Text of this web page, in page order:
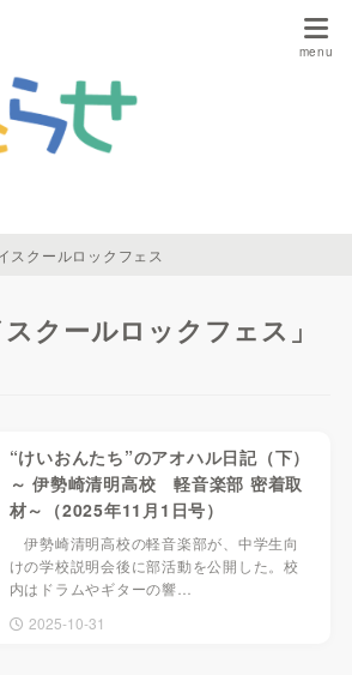
スクールロックフェス
スクールロックフェス」
“けいおんたち”のアオハル日記（下）
～ 伊勢崎清明高校 軽音楽部 密着取
材～（2025年11月1日号）
伊勢崎清明高校の軽音楽部が、中学生向
けの学校説明会後に部活動を公開した。校
内はドラムやギターの響…
2025-10-31